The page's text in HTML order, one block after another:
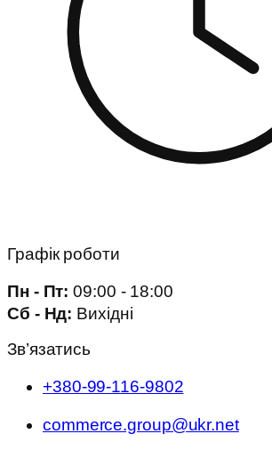
Графік роботи
Пн - Пт: 09:00 - 18:00
Сб - Нд: Вихідні
Зв’язатись
+380-99-116-9802
commerce.group@ukr.net